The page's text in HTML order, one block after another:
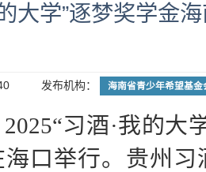
大学”逐梦奖学金
发布机构： 海南省青少年希望基金
“习酒·我的大
口举行。贵州习